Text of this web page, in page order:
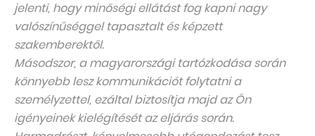
jelenti, hogy minőségi ellátást fog kapni nagy
valószínűséggel tapasztalt és képzett
szakemberektől.
Másodszor, a magyarországi tartózkodása során
könnyebb lesz kommunikációt folytatni a
személyzettel, ezáltal biztosítja majd az Ön
igényeinek kielégítését az eljárás során.